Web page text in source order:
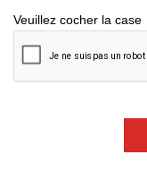
Veuillez cocher la case